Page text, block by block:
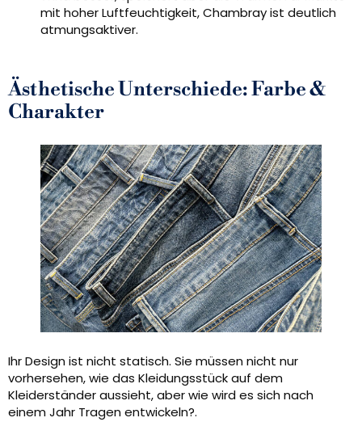
mit hoher Luftfeuchtigkeit, Chambray ist deutlich
atmungsaktiver.
Ästhetische Unterschiede: Farbe &
Charakter
Ihr Design ist nicht statisch. Sie müssen nicht nur
vorhersehen, wie das Kleidungsstück auf dem
Kleiderständer aussieht, aber wie wird es sich nach
einem Jahr Tragen entwickeln?.